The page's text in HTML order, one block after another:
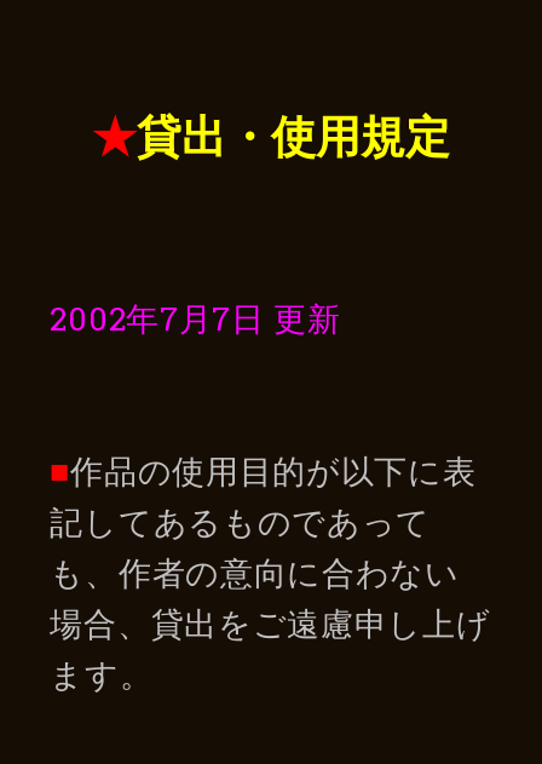
★貸出・使用規定
2002年7月7日 更新
■作品の使用目的が以下に表
記してあるものであって
も、作者の意向に合わない
場合、貸出をご遠慮申し上げ
ます。